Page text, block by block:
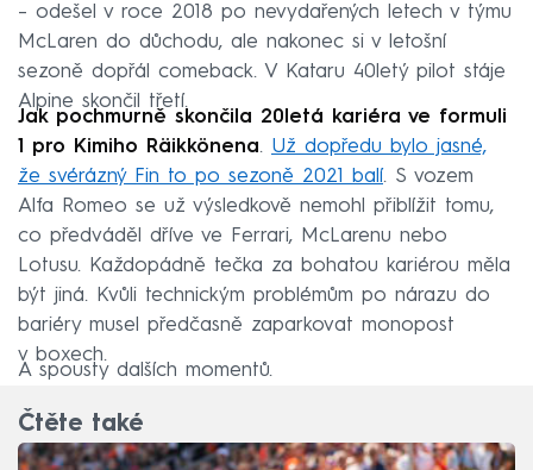
– odešel v roce 2018 po nevydařených letech v týmu
McLaren do důchodu, ale nakonec si v letošní
sezoně dopřál comeback. V Kataru 40letý pilot stáje
Alpine skončil třetí.
Jak pochmurně skončila 20letá kariéra ve formuli
1 pro Kimiho Räikkönena. Už dopředu bylo jasné,
že svérázný Fin to po sezoně 2021 balí. S vozem
Alfa Romeo se už výsledkově nemohl přiblížit tomu,
co předváděl dříve ve Ferrari, McLarenu nebo
Lotusu. Každopádně tečka za bohatou kariérou měla
být jiná. Kvůli technickým problémům po nárazu do
bariéry musel předčasně zaparkovat monopost
v boxech.
A spousty dalších momentů.
Čtěte také